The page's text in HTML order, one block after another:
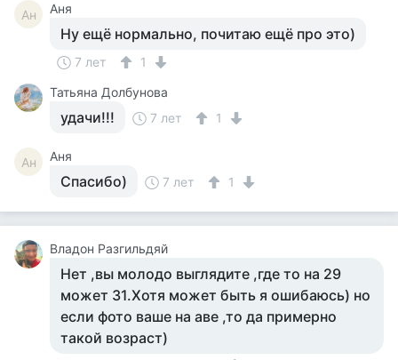
Ан Аня
Ну ещё нормально, почитаю ещё про это)
7 лет
1
Татьяна Долбунова
удачи!!! 7 лет 1
Ан Аня
Спасибо) 7 лет 1
Владон Разгильдяй
Нет ,вы молодо выглядите ,где то на 29
может 31.Хотя может быть я ошибаюсь) но
если фото ваше на аве ,то да примерно
такой возраст)